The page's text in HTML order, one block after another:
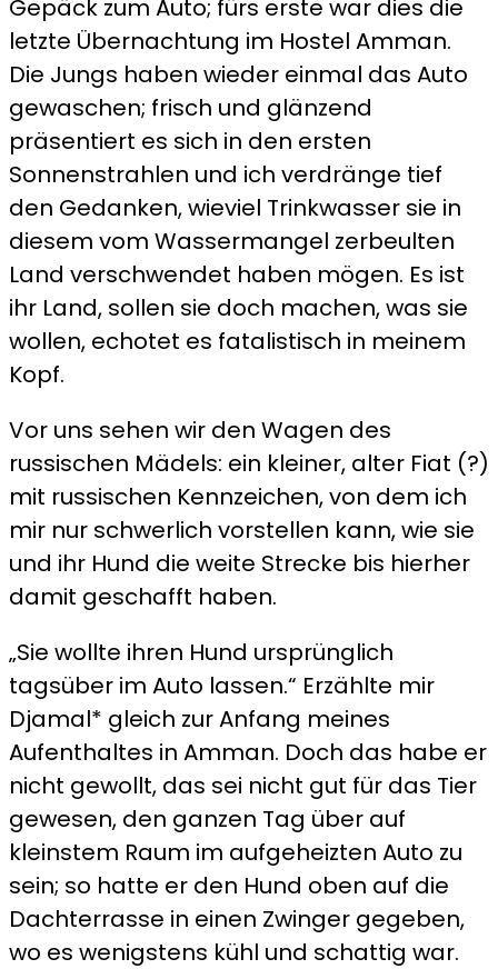
Gepäck zum Auto; fürs erste war dies die
letzte Übernachtung im Hostel Amman.
Die Jungs haben wieder einmal das Auto
gewaschen; frisch und glänzend
präsentiert es sich in den ersten
Sonnenstrahlen und ich verdränge tief
den Gedanken, wieviel Trinkwasser sie in
diesem vom Wassermangel zerbeulten
Land verschwendet haben mögen. Es ist
ihr Land, sollen sie doch machen, was sie
wollen, echotet es fatalistisch in meinem
Kopf.
Vor uns sehen wir den Wagen des
russischen Mädels: ein kleiner, alter Fiat (?)
mit russischen Kennzeichen, von dem ich
mir nur schwerlich vorstellen kann, wie sie
und ihr Hund die weite Strecke bis hierher
damit geschafft haben.
„Sie wollte ihren Hund ursprünglich
tagsüber im Auto lassen.“ Erzählte mir
Djamal* gleich zur Anfang meines
Aufenthaltes in Amman. Doch das habe er
nicht gewollt, das sei nicht gut für das Tier
gewesen, den ganzen Tag über auf
kleinstem Raum im aufgeheizten Auto zu
sein; so hatte er den Hund oben auf die
Dachterrasse in einen Zwinger gegeben,
wo es wenigstens kühl und schattig war.